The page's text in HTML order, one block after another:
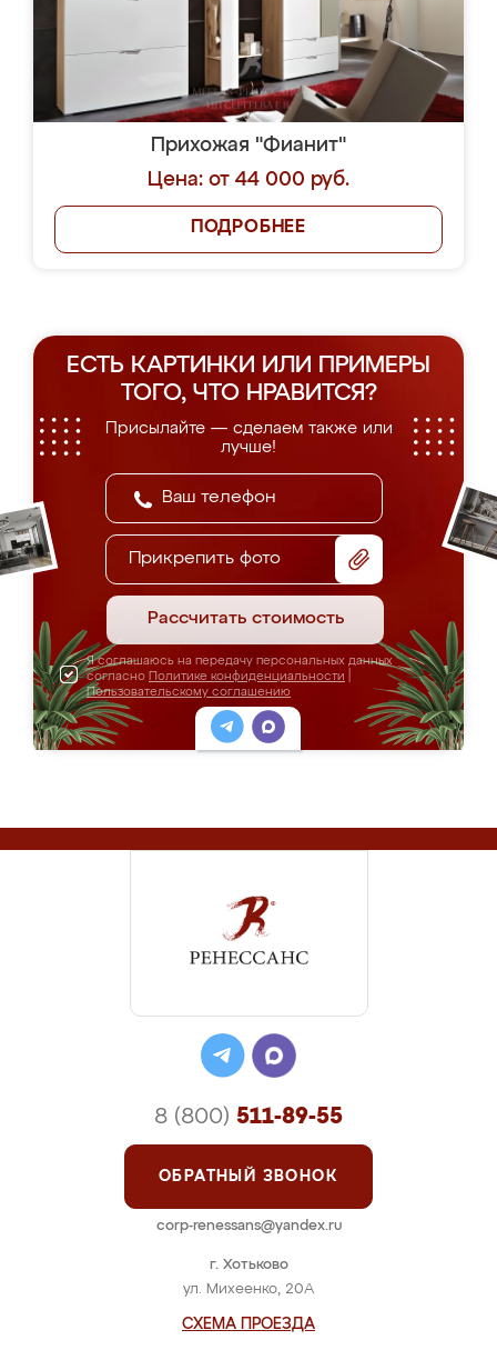
Прихожая "Фианит"
Цена: от 44 000 руб.
ПОДРОБНЕЕ
ЕСТЬ КАРТИНКИ ИЛИ ПРИМЕРЫ
ТОГО, ЧТО НРАВИТСЯ?
Присылайте — сделаем также или
лучше!
Прикрепить фото
Рассчитать стоимость
Я соглашаюсь на передачу персональных данных
согласно Политике конфиденциальности
Пользовательскому соглашению
г. Хотьково
ул. Михеенко, 20А
СХЕМА ПРОЕЗДА
8 (800) 511-89-55
ОБРАТНЫЙ ЗВОНОК
corp-renessans@yandex.ru